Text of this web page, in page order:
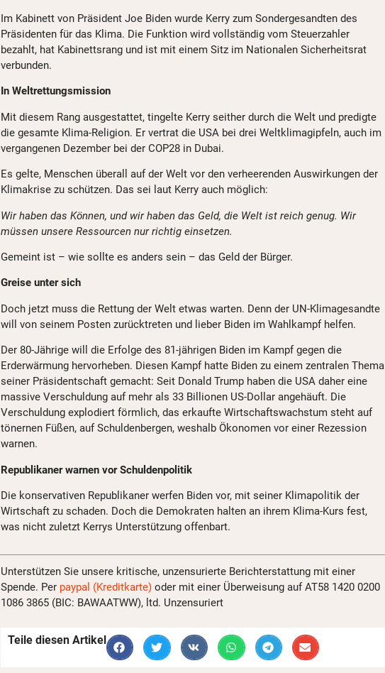
Im Kabinett von Präsident Joe Biden wurde Kerry zum Sondergesandten des
Präsidenten für das Klima. Die Funktion wird vollständig vom Steuerzahler
bezahlt, hat Kabinettsrang und ist mit einem Sitz im Nationalen Sicherheitsrat
verbunden.
In Weltrettungsmission
Mit diesem Rang ausgestattet, tingelte Kerry seither durch die Welt und predigte
die gesamte Klima-Religion. Er vertrat die USA bei drei Weltklimagipfeln, auch im
vergangenen Dezember bei der COP28 in Dubai.
Es gelte, Menschen überall auf der Welt vor den verheerenden Auswirkungen der
Klimakrise zu schützen. Das sei laut Kerry auch möglich:
Wir haben das Können, und wir haben das Geld, die Welt ist reich genug. Wir
müssen unsere Ressourcen nur richtig einsetzen.
Gemeint ist – wie sollte es anders sein – das Geld der Bürger.
Greise unter sich
Doch jetzt muss die Rettung der Welt etwas warten. Denn der UN-Klimagesandte
will von seinem Posten zurücktreten und lieber Biden im Wahlkampf helfen.
Der 80-Jährige will die Erfolge des 81-jährigen Biden im Kampf gegen die
Erderwärmung hervorheben. Diesen Kampf hatte Biden zu einem zentralen Thema
seiner Präsidentschaft gemacht: Seit Donald Trump haben die USA daher eine
massive Verschuldung auf mehr als 33 Billionen US-Dollar angehäuft. Die
Verschuldung explodiert förmlich, das erkaufte Wirtschaftswachstum steht auf
tönernen Füßen, auf Schuldenbergen, weshalb Ökonomen vor einer Rezession
warnen.
Republikaner warnen vor Schuldenpolitik
Die konservativen Republikaner werfen Biden vor, mit seiner Klimapolitik der
Wirtschaft zu schaden. Doch die Demokraten halten an ihrem Klima-Kurs fest,
was nicht zuletzt Kerrys Unterstützung offenbart.
Unterstützen Sie unsere kritische, unzensurierte Berichterstattung mit einer
Spende. Per paypal (Kreditkarte) oder mit einer Überweisung auf AT58 1420 0200
1086 3865 (BIC: BAWAATWW), ltd. Unzensuriert
Teile diesen Artikel